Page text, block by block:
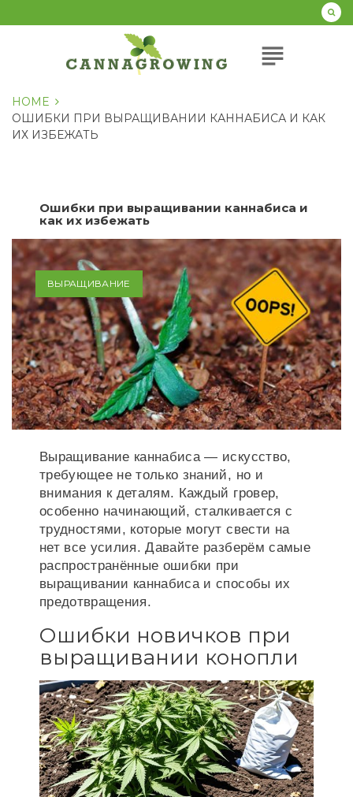
к
subject
HOME
ОШИБКИ ПРИ ВЫРАЩИВАНИИ КАННАБИСА И КАК
ИХ ИЗБЕЖАТЬ
Ошибки при выращивании каннабиса и
как их избежать
ВЫРАЩИВАНИЕ
Выращивание каннабиса — искусство,
требующее не только знаний, но и
внимания к деталям. Каждый гровер,
особенно начинающий, сталкивается с
трудностями, которые могут свести на
нет все усилия. Давайте разберём самые
распространённые ошибки при
выращивании каннабиса и способы их
предотвращения.
Ошибки новичков при
выращивании конопли